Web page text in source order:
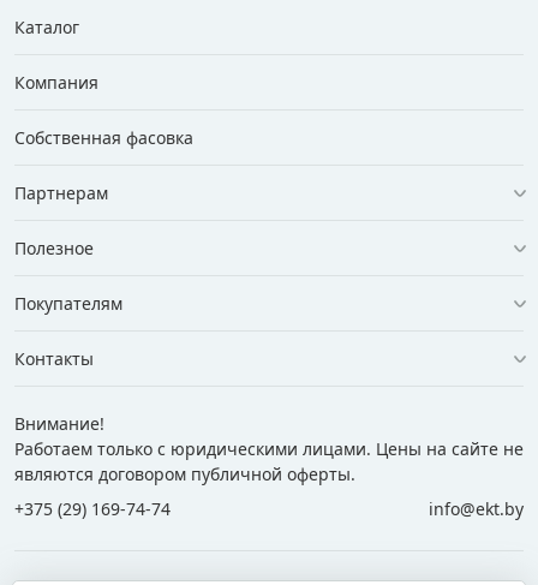
Каталог
Компания
Собственная фасовка
Партнерам
Полезное
Покупателям
Контакты
Внимание!
Работаем только с юридическими лицами. Цены на сайте не
являются договором публичной оферты.
+375 (29) 169-74-74
info@ekt.by